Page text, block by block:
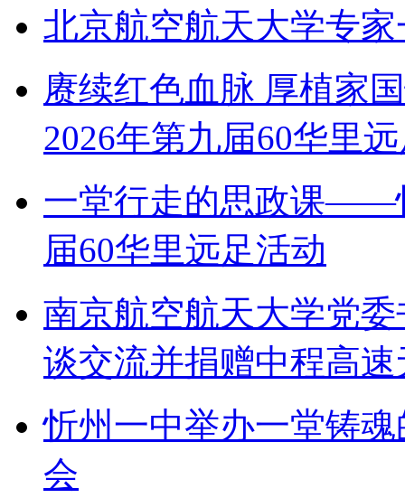
北京航空航天大学专
赓续红色血脉 厚植家
2026年第九届60华里
一堂行走的思政课——
届60华里远足活动
南京航空航天大学党
谈交流并捐赠中程高
忻州一中举办一堂铸
会